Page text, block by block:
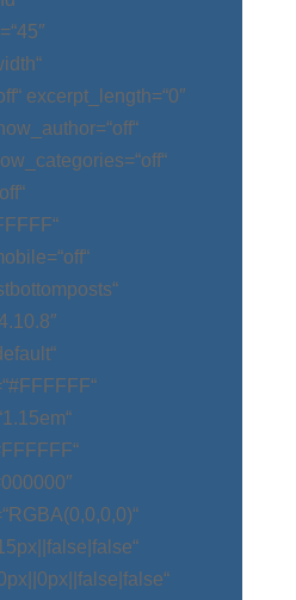
excerpt_length=“0″